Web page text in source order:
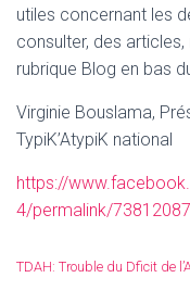
utiles concernant les
consulter, des
rubrique Blog en bas
Virginie Bouslama,
TypiK’AtypiK national
https://
4/permalink/
TDAH: Trouble du Dficit de